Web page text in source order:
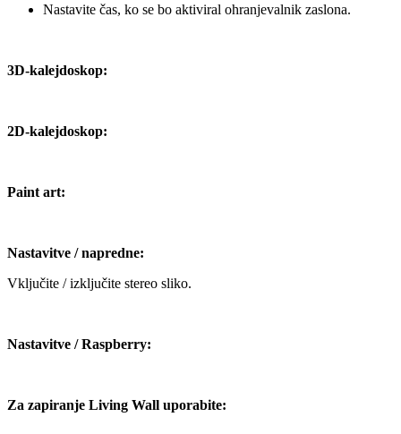
Nastavite čas, ko se bo aktiviral ohranjevalnik zaslona.
3D-kalejdoskop:
2D-kalejdoskop:
Paint art:
Nastavitve / napredne:
Vključite / izključite stereo sliko.
Nastavitve / Raspberry:
Za zapiranje Living Wall uporabite: